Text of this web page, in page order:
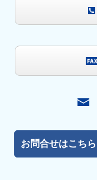
お問合せはこちら